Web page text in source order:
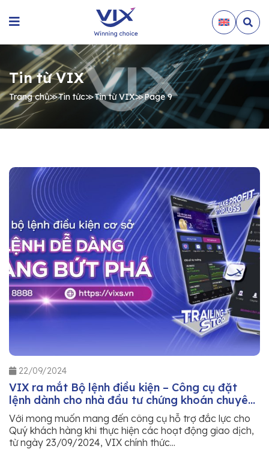
Tin từ VIX
Trang chủ≫Tin tức≫Tin từ VIX≫Page 9
22/09/2024
VIX ra mắt Bộ lệnh điều kiện – Công cụ đặt
lệnh dành cho nhà đầu tư chứng khoán chuyên
nghiệp
Với mong muốn mang đến công cụ hỗ trợ đắc lực cho
Quý khách hàng khi thực hiện các hoạt động giao dịch,
từ ngày 23/09/2024, VIX chính thức...